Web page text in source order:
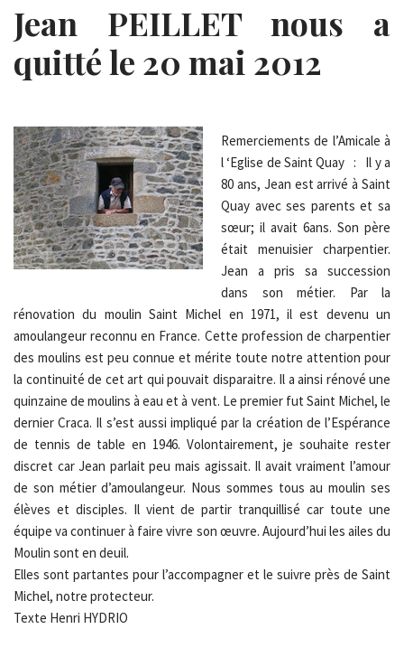
Jean PEILLET nous a
quitté le 20 mai 2012
Remerciements de l’Amicale à
l ‘Eglise de Saint Quay : Il y a
80 ans, Jean est arrivé à Saint
Quay avec ses parents et sa
sœur; il avait 6ans. Son père
était menuisier charpentier.
Jean a pris sa succession
dans son métier. Par la
rénovation du moulin Saint Michel en 1971, il est devenu un
amoulangeur reconnu en France. Cette profession de charpentier
des moulins est peu connue et mérite toute notre attention pour
la continuité de cet art qui pouvait disparaitre. Il a ainsi rénové une
quinzaine de moulins à eau et à vent. Le premier fut Saint Michel, le
dernier Craca. Il s’est aussi impliqué par la création de l’Espérance
de tennis de table en 1946. Volontairement, je souhaite rester
discret car Jean parlait peu mais agissait. Il avait vraiment l’amour
de son métier d’amoulangeur. Nous sommes tous au moulin ses
élèves et disciples. Il vient de partir tranquillisé car toute une
équipe va continuer à faire vivre son œuvre. Aujourd’hui les ailes du
Moulin sont en deuil.
Elles sont partantes pour l’accompagner et le suivre près de Saint
Michel, notre protecteur.
Texte Henri HYDRIO